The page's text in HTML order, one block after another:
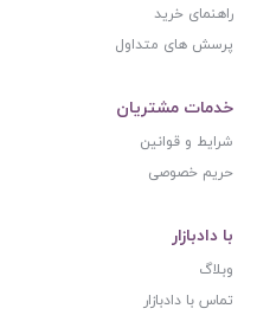
راهنمای خرید
پرسش های متداول
خدمات مشتریان
شرایط و قوانین
حریم خصوصی
با دادبازار
وبلاگ
تماس با دادبازار